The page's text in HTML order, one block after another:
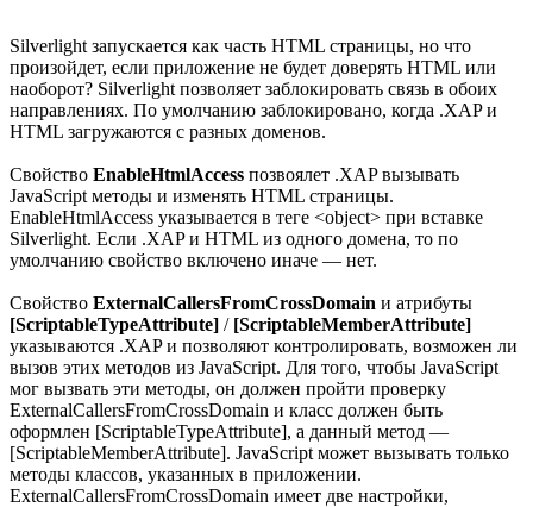
Silverlight запускается как часть HTML страницы, но что
произойдет, если приложение не будет доверять HTML или
наоборот? Silverlight позволяет заблокировать связь в обоих
направлениях. По умолчанию заблокировано, когда .XAP и
HTML загружаются с разных доменов.
Свойство EnableHtmlAccess позвоялет .XAP вызывать
JavaScript методы и изменять HTML страницы.
EnableHtmlAccess указывается в теге <object> при вставке
Silverlight. Если .XAP и HTML из одного домена, то по
умолчанию свойство включено иначе — нет.
Свойство ExternalCallersFromCrossDomain и атрибуты
[ScriptableTypeAttribute] / [ScriptableMemberAttribute]
указываются .XAP и позволяют контролировать, возможен ли
вызов этих методов из JavaScript. Для того, чтобы JavaScript
мог вызвать эти методы, он должен пройти проверку
ExternalCallersFromCrossDomain и класс должен быть
оформлен [ScriptableTypeAttribute], а данный метод —
[ScriptableMemberAttribute]. JavaScript может вызывать только
методы классов, указанных в приложении.
ExternalCallersFromCrossDomain имеет две настройки,